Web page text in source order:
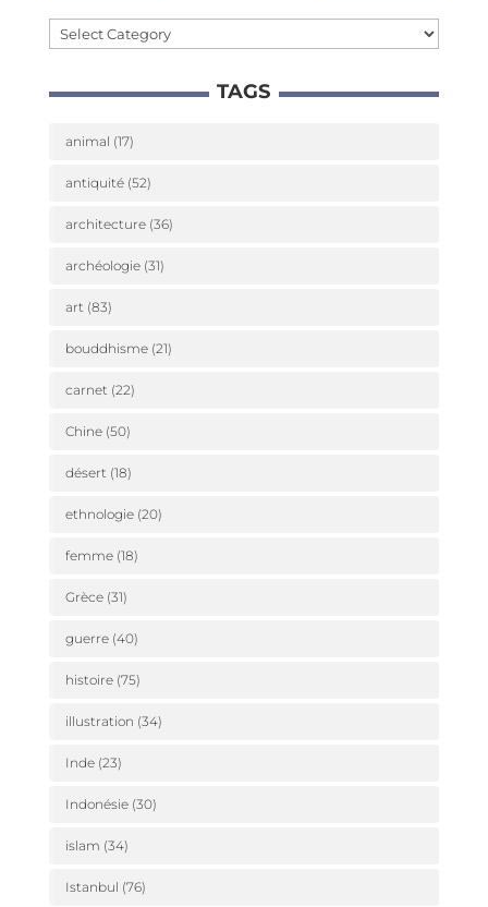
Caté­
ries
TAGS
animal (17)
antiquité(52)
architecture(36)
archéologie(31)
art(83)
bouddhisme(21)
carnet(22)
Chine(50)
désert(18)
ethnologie(20)
femme(18)
Grèce(31)
guerre(40)
histoire(75)
illustration (34)
Inde(23)
Indonésie(30)
islam (34)
Istanbul (76)